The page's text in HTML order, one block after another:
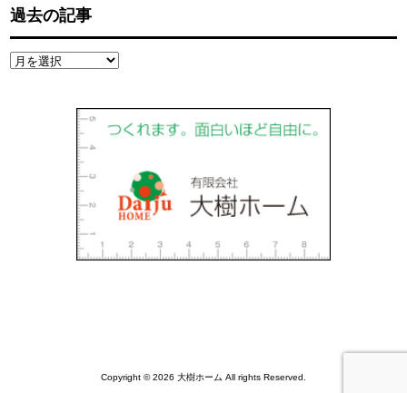
過去の記事
過
Copyright © 2026 大樹ホーム All rights Reserved.